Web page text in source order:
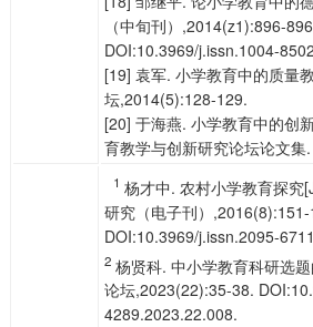
（中旬刊）,2014(z1):896-
DOI:10.3969/j.issn.1004-
[19] 袁军. 小学教育中的质量
坛,2014(5):128-129.
[20] 于海燕. 小学教育中的创
育教学与创新研究论坛论文集
1 杨才中. 农村小学教育探究
研究（电子刊）
DOI:10.3969/j.issn.2095-
2杨贤科. 中小学教育科研选
论坛,2023(22):35-38.
4289.2023.22.008.